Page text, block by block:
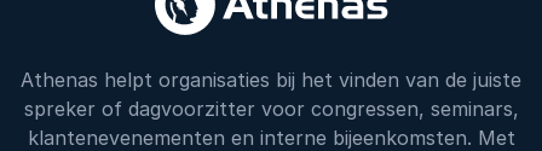
Athenas helpt organisaties bij het vinden van de juiste
spreker of dagvoorzitter voor congressen, seminars,
klantenevenementen en interne bijeenkomsten. Met